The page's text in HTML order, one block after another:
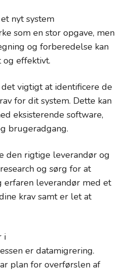
nyt system
som en stor opgave, men
og forberedelse kan
effektivt.
vigtigt at identificere de
for dit system. Dette kan
eksisterende software,
brugeradgang.
den rigtige leverandør og
og sørg for at
leverandør med et
krav samt er let at
i
er datamigrering.
plan for overførslen af